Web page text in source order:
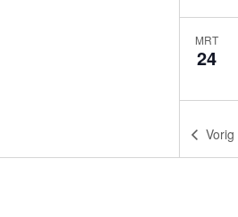
MRT
24
MRT
Vorig